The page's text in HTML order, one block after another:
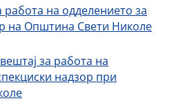
на одделението за
на Општина Свети Николе
за работа на
надзор при